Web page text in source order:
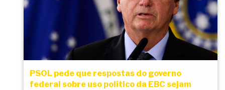
PSOL pede que respostas do governo
federal sobre uso político da EBC sejam